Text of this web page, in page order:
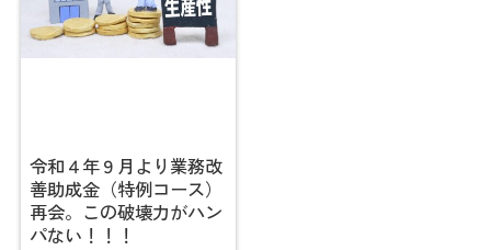
令和４年９月より業務改
善助成金（特例コース）
再会。この破壊力がハン
パない！！！